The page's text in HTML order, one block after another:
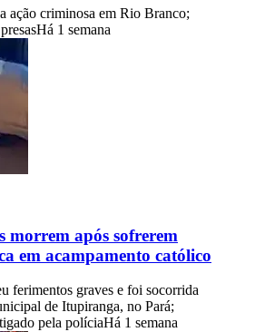
ação criminosa em Rio Branco;
Há 1 semana
morrem após sofrerem
em acampamento católico
ferimentos graves e foi socorrida
de Itupiranga, no Pará;
pela políciaHá 1 semana